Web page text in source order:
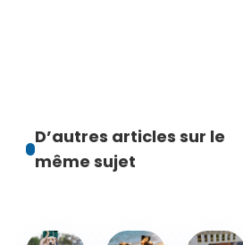
D’autres articles sur le
même sujet